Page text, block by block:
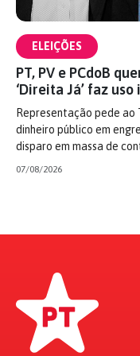
ELEIÇÕES
PT, PV e PCdoB
‘Direita Já’ faz
Representação pede ao
dinheiro público em
disparo em massa de
07/08/2026